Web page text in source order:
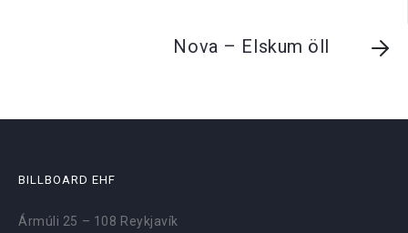
Nova – Elskum öll
BILLBOARD EHF
Ármúli 25 – 108 Reykjavík